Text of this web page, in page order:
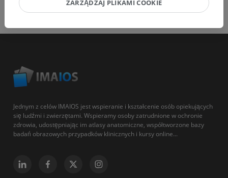
Jednym z celów IMAIOS jest wspieranie i kształcenie osób opiekujących
się ludźmi i zwierzętami. Wspieramy osoby zatrudnione w ochronie
zdrowia, udostępniając im atlasy anatomiczne, współtworzone bazy
badań obrazowych przypadków klinicznych i kursy online...
ZARZĄDZAJ PLIKAMI COOKIE